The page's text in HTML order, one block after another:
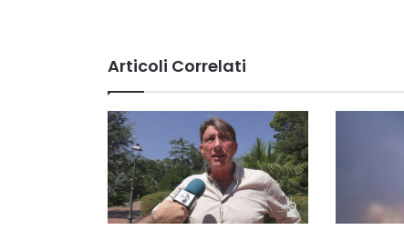
Articoli Correlati